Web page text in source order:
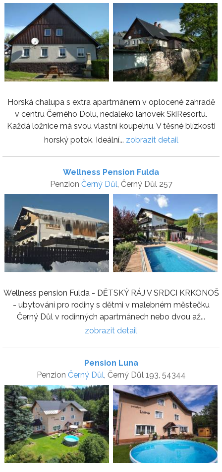
Horská chalupa s extra apartmánem v oplocené zahradě
v centru Černého Dolu, nedaleko lanovek SkiResortu.
Každá ložnice má svou vlastní koupelnu. V těsné blízkosti
horský potok. Ideální... zobrazit detail
Wellness Pension Fulda
Penzion Černý Důl, Černý Důl 257
Wellness pension Fulda - DĚTSKÝ RÁJ V SRDCI KRKONOŠ
- ubytování pro rodiny s dětmi v malebném městečku
Černý Důl v rodinných apartmánech nebo dvou až...
zobrazit detail
Pension Luna
Penzion Černý Důl, Černý Důl 193, 54344